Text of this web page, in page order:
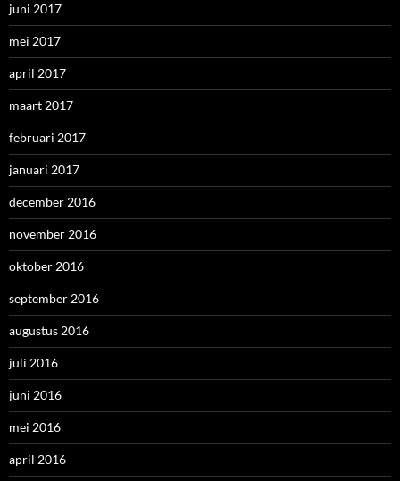
juni 2017
mei 2017
april 2017
maart 2017
februari 2017
januari 2017
december 2016
november 2016
oktober 2016
september 2016
augustus 2016
juli 2016
juni 2016
mei 2016
april 2016